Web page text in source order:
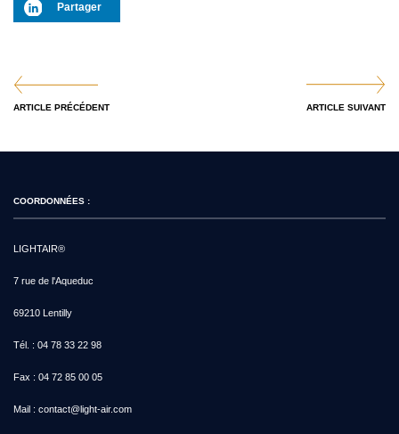
Partager
ARTICLE PRÉCÉDENT ARTICLE SUIVANT
COORDONNÉES :
LIGHTAIR®
7 rue de l'Aqueduc
69210 Lentilly
Tél. : 04 78 33 22 98
Fax : 04 72 85 00 05
Mail : contact@light-air.com